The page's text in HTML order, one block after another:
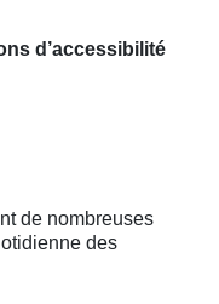
d’accessibilité
de nombreuses
des